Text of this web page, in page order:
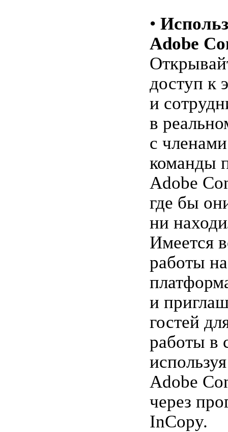
•
Adobe
доступ к
и
в
с
команды
Adobe
где бы
ни
Имеется
работы
и
гостей
работы в
Adobe
через
InCopy.